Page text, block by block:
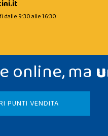
9:30 alle 16:30
online, ma
PUNTI VENDITA